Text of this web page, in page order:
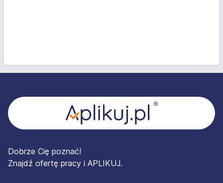
Dobrze Cię poznać!
Znajdź ofertę pracy i APLIKUJ.